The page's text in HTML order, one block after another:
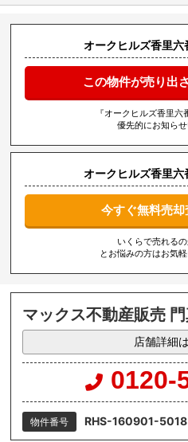
オークヒルズ香里
この物件が売り出
『オークヒルズ香里
優先的にお知らせ
オークヒルズ香里
今すぐ無料売
いくらで売れるの
とお悩みの方はお気軽
マックス不動産販売
店舗詳細
0120-
物件番号 RHS-160901-5018